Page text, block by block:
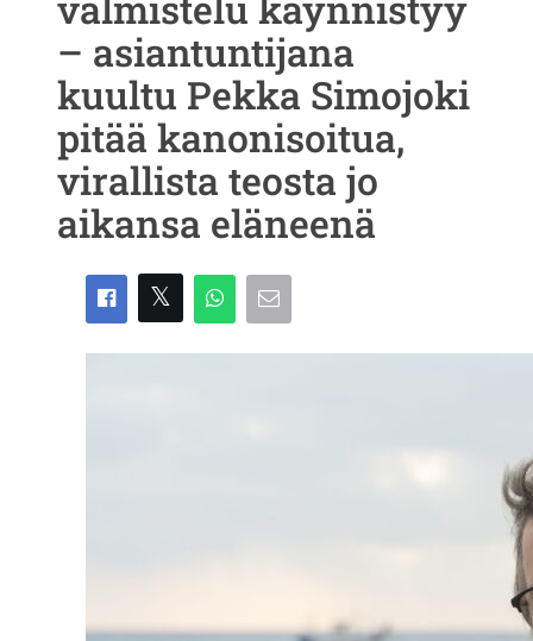
– asiantuntijana
kuultu Pekka Simojoki
pitää kanonisoitua,
virallista teosta jo
aikansa eläneenä